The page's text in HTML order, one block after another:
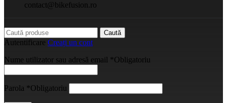
contact@bikefusion.ro
Caută
Autentificare Creați un cont
Nume utilizator sau adresă email *Obligatoriu
Parola *Obligatoriu